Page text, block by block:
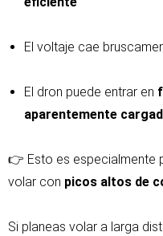
El voltaje cae
El dron puede entrar en
aparentemente
👉 Esto es especialmente
volar con picos altos de
Si planeas volar a larga